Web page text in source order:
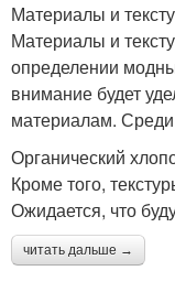
Материалы и
Материалы и
определении
внимание будет
материалам.
Органический
Кроме того,
Ожидается, что
читать дальше →